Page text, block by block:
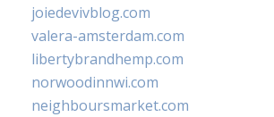
joiedevivblog.com
valera-amsterdam.com
libertybrandhemp.com
norwoodinnwi.com
neighboursmarket.com